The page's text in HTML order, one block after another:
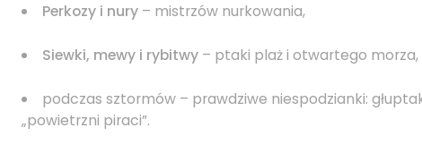
Perkozy i nury– mistrzów nurkowania,
Siewki, mewy i rybitwy– ptaki plaż i otwartego morza,
podczas sztormów – prawdziwe niespodzianki:
„powietrzni piraci”.